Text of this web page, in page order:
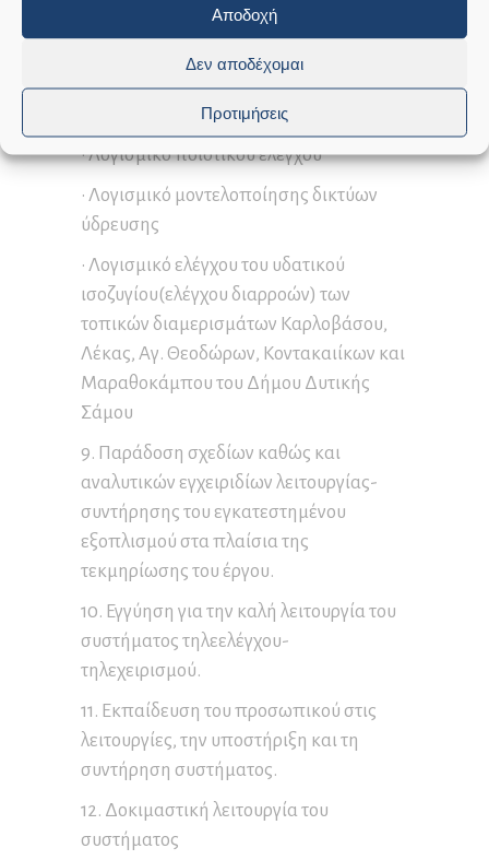
Αποδοχή
Δεν αποδέχομαι
Προτιμήσεις
εξοικονόμησης του συνόλου αριθμού
αντλιοστασίων και γεωτρήσεων
• Λογισμικό συντήρησης
ηλεκτρομηχανολογικού εξοπλισμού
• Λογισμικό ποιοτικού ελέγχου
• Λογισμικό μοντελοποίησης δικτύων
ύδρευσης
• Λογισμικό ελέγχου του υδατικού
ισοζυγίου(ελέγχου διαρροών) των
τοπικών διαμερισμάτων Καρλοβάσου,
Λέκας, Αγ. Θεοδώρων, Κοντακαιίκων και
Μαραθοκάμπου του Δήμου Δυτικής
Σάμου
9. Παράδοση σχεδίων καθώς και
αναλυτικών εγχειριδίων λειτουργίας-
συντήρησης του εγκατεστημένου
εξοπλισμού στα πλαίσια της
τεκμηρίωσης του έργου.
10. Εγγύηση για την καλή λειτουργία του
συστήματος τηλεελέγχου-
τηλεχειρισμού.
11. Εκπαίδευση του προσωπικού στις
λειτουργίες, την υποστήριξη και τη
συντήρηση συστήματος.
12. Δοκιμαστική λειτουργία του
συστήματος